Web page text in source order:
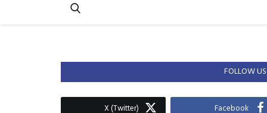
FOLLOW US
Facebook
X (Twitter)